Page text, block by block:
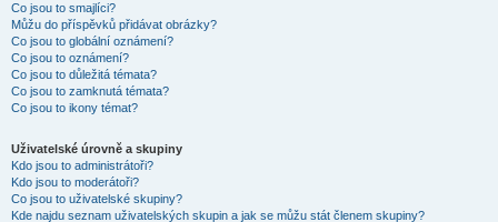
Co jsou to smajlíci?
Můžu do příspěvků přidávat obrázky?
Co jsou to globální oznámení?
Co jsou to oznámení?
Co jsou to důležitá témata?
Co jsou to zamknutá témata?
Co jsou to ikony témat?
Uživatelské úrovně a skupiny
Kdo jsou to administrátoři?
Kdo jsou to moderátoři?
Co jsou to uživatelské skupiny?
Kde najdu seznam uživatelských skupin a jak se můžu stát členem skupiny?